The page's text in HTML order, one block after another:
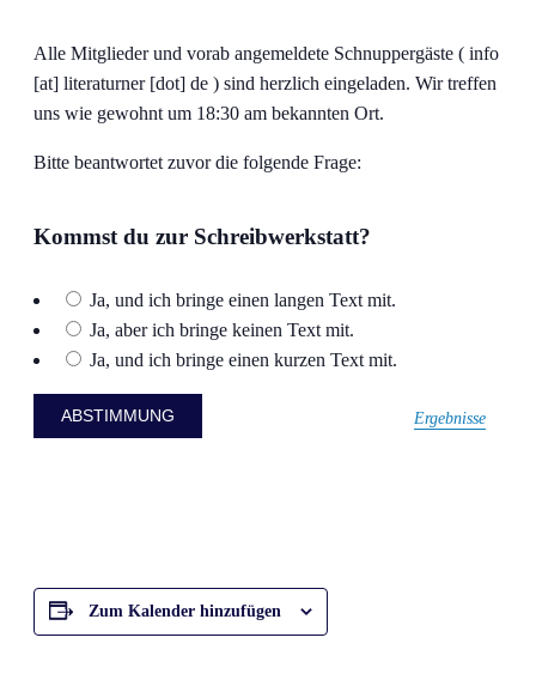
Alle Mitglieder und vorab angemeldete Schnuppergäste ( info
[at] literaturner [dot] de ) sind herzlich eingeladen. Wir treffen
uns wie gewohnt um 18:30 am bekannten Ort.
Bitte beantwortet zuvor die folgende Frage:
Kommst du zur Schreibwerkstatt?
Ja, und ich bringe einen langen Text mit.
Ja, aber ich bringe keinen Text mit.
Ja, und ich bringe einen kurzen Text mit.
Ergebnisse
Zum Kalender hinzufügen